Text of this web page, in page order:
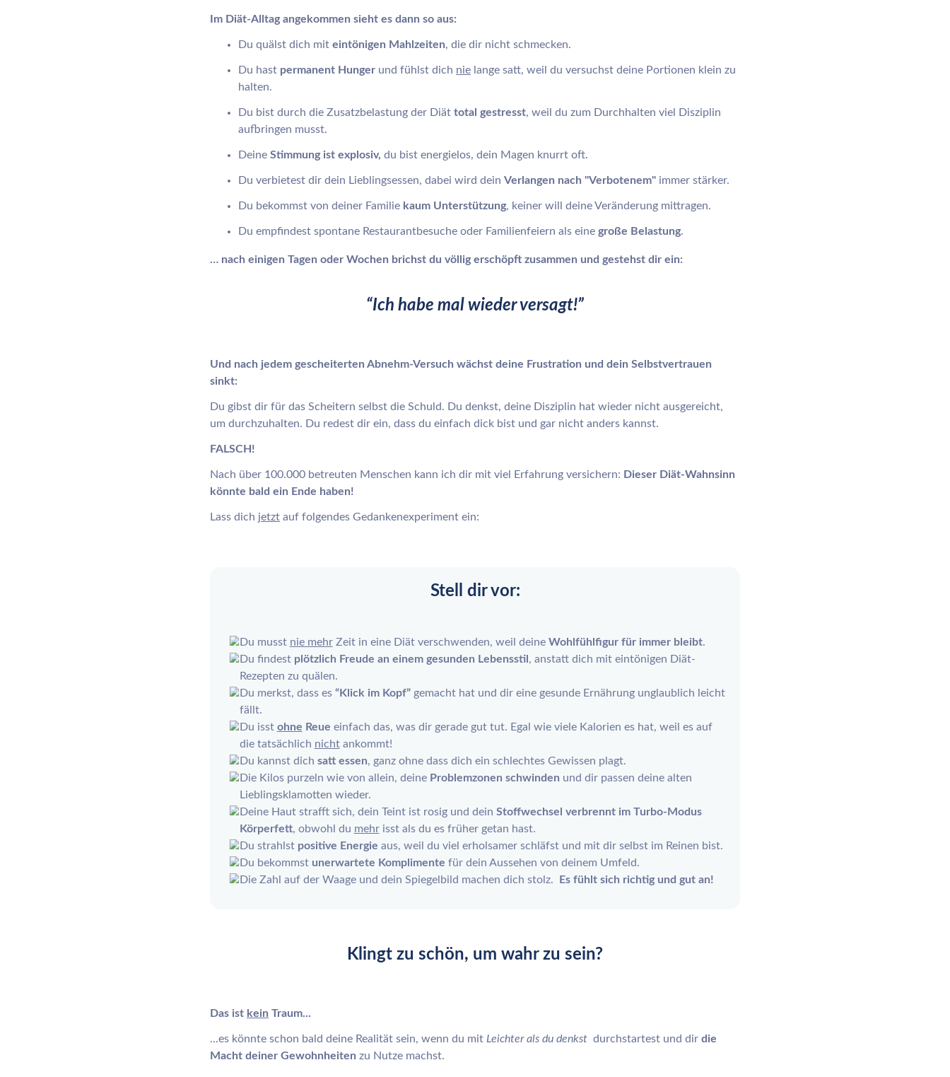
Im Diät-Alltag angekommen sieht es dann so aus:
Du quälst dich mit eintönigen Mahlzeiten, die dir nicht schmecken.
Du hast permanent Hunger und fühlst dich nie lange satt, weil du versuchst deine Portionen klein zu
halten.
Du bist durch die Zusatzbelastung der Diät total gestresst, weil du zum Durchhalten viel Disziplin
aufbringen musst.
Deine Stimmung ist explosiv, du bist energielos, dein Magen knurrt oft.
Du verbietest dir dein Lieblingsessen, dabei wird dein Verlangen nach "Verbotenem" immer stärker.
Du bekommst von deiner Familie kaum Unterstützung, keiner will deine Veränderung mittragen.
Du empfindest spontane Restaurantbesuche oder Familienfeiern als eine große Belastung.
… nach einigen Tagen oder Wochen brichst du völlig erschöpft zusammen und gestehst dir ein:
“Ich habe mal wieder versagt!”
Und nach jedem gescheiterten Abnehm-Versuch wächst deine Frustration und dein Selbstvertrauen
sinkt:
Du gibst dir für das Scheitern selbst die Schuld. Du denkst, deine Disziplin hat wieder nicht ausgereicht,
um durchzuhalten. Du redest dir ein, dass du einfach dick bist und gar nicht anders kannst.
FALSCH!
Nach über 100.000 betreuten Menschen kann ich dir mit viel Erfahrung versichern: Dieser Diät-Wahnsinn
könnte bald ein Ende haben!
Lass dich jetzt auf folgendes Gedankenexperiment ein:
Stell dir vor:
Du musst nie mehrZeit in eine Diät verschwenden, weil deine Wohlfühlfigur für immer bleibt.
Du findest plötzlich Freude an einem gesunden Lebensstil , anstatt dich mit eintönigen Diät-
Rezepten zu quälen.
Du merkst, dass es “Klick im Kopf”gemacht hat und dir eine gesunde Ernährung unglaublich leicht
fällt.
Du isst ohne Reue einfach das, was dir gerade gut tut. Egal wie viele Kalorien es hat, weil es auf
die tatsächlich nichtankommt!
Du kannst dich satt essen, ganz ohne dass dich ein schlechtes Gewissen plagt.
Die Kilos purzeln wie von allein, deine Problemzonen schwinden und dir passen deine alten
Lieblingsklamotten wieder.
Deine Haut strafft sich, dein Teint ist rosig und dein Stoffwechsel verbrennt im Turbo-Modus
Körperfett, obwohl du mehrisst als du es früher getan hast.
Du strahlst positive Energie aus, weil du viel erholsamer schläfst und mit dir selbst im Reinen bist.
Du bekommst unerwartete Komplimente für dein Aussehen von deinem Umfeld.
Die Zahl auf der Waage und dein Spiegelbild machen dich stolz.
Es fühlt sich richtig und gut an!
Klingt zu schön, um wahr zu sein?
Das ist kein Traum...
...es könnte schon bald deine Realität sein, wenn du mit Leichter als du denkst durchstartest und dir die
Macht deiner Gewohnheiten zu Nutze machst.